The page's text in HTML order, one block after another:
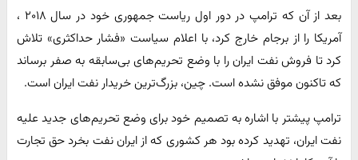
بعد از آن که ترامپ در دور اول ریاست جمهوری خود در سال ۲۰۱۸ ،
آمریکا را از برجام خارج کرد، با اعلام سیاست «فشار حداکثری» تلاش
کرد تا فروش نفت ایران را با وضع تحریم‌های بی‌سابقه به صفر برساند
که تاکنون موفق نشده است. چین، بزرگ‌ترین خریدار نفت ایران است.
ترامپ پیشتر با اشاره به تصمیم خود برای وضع تحریم‌های جدید علیه
نفت ایران، تهدید کرده بود هر کشوری که از ایران نفت بخرد حق تجارت